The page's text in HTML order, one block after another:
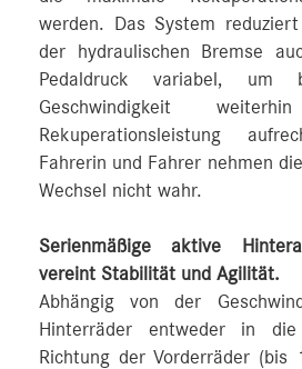
werden. Das System
der hydraulischen Bremse
Pedaldruck variabel, um
Geschwindigkeit
Rekuperationsleistung
Fahrerin und Fahrer nehmen
Wechsel nicht wahr.
Serienmäßige aktive
vereint Stabilität und Agilität.
Abhängig von der
Hinterräder entweder in die
Richtung der Vorderräder